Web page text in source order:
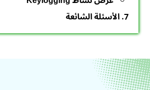
7. الأسئلة الشائعة